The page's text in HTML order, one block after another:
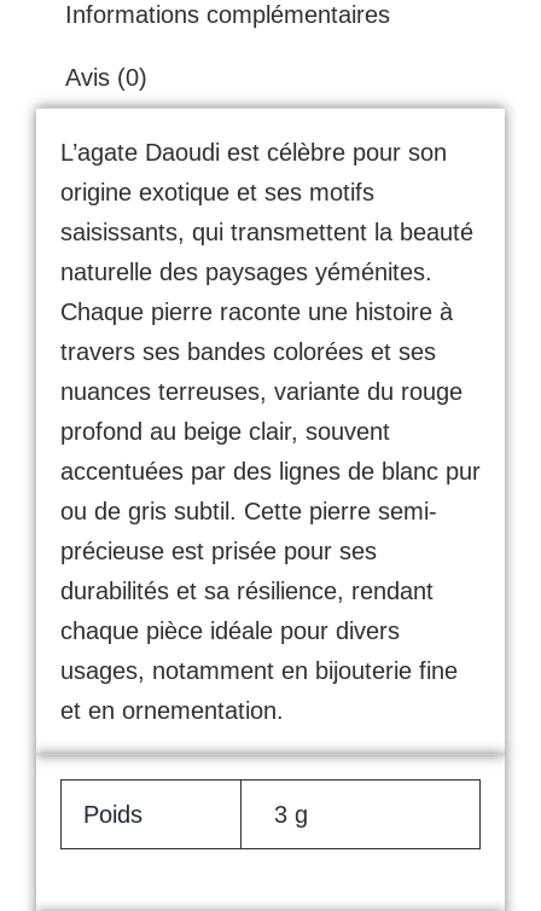
Informations complémentaires
Avis (0)
L’agate Daoudi est célèbre pour son
origine exotique et ses motifs
saisissants, qui transmettent la beauté
naturelle des paysages yéménites.
Chaque pierre raconte une histoire à
travers ses bandes colorées et ses
nuances terreuses, variante du rouge
profond au beige clair, souvent
accentuées par des lignes de blanc pur
ou de gris subtil. Cette pierre semi-
précieuse est prisée pour ses
durabilités et sa résilience, rendant
chaque pièce idéale pour divers
usages, notamment en bijouterie fine
et en ornementation.
Poids 3 g